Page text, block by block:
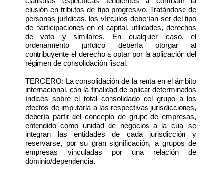
elusión en tributos de tipo progresivo. Tratándose de
personas jurídicas, los vínculos deberían ser del tipo
de participaciones en el capital, utilidades, derechos
de voto y similares. En cualquier caso, el
ordenamiento jurídico debería otorgar al
contribuyente el derecho a optar por la aplicación del
régimen de consolidación fiscal.
TERCERO: La consolidación de la renta en el ámbito
internacional, con la finalidad de aplicar determinados
índices sobre el total consolidado del grupo a los
efectos de imputarla a las respectivas jurisdicciones,
debería partir del concepto de grupo de empresas,
entendido como unidad de negocios a la cual se
integran las entidades de cada jurisdicción y
reservarse, por su gran significación, a grupos de
empresas vinculadas por una relación de
dominio/dependencia.